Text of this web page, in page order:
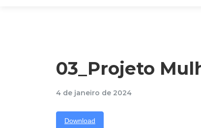
03_Projeto
4 de janeiro de 2024
Download